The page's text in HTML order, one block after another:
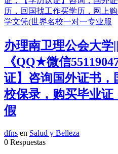
办理南卫理公会大学
《QQ★微信
证】咨询国外证书，
校保录，购买毕业
假
dfns en Salud y Belleza
0 Respuestas